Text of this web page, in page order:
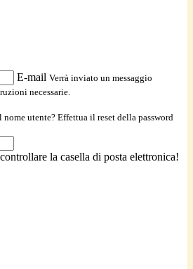
E-mail Verrà inviato un messaggio
necessarie.
utente? Effettua il reset della password
la casella di posta elettronica!